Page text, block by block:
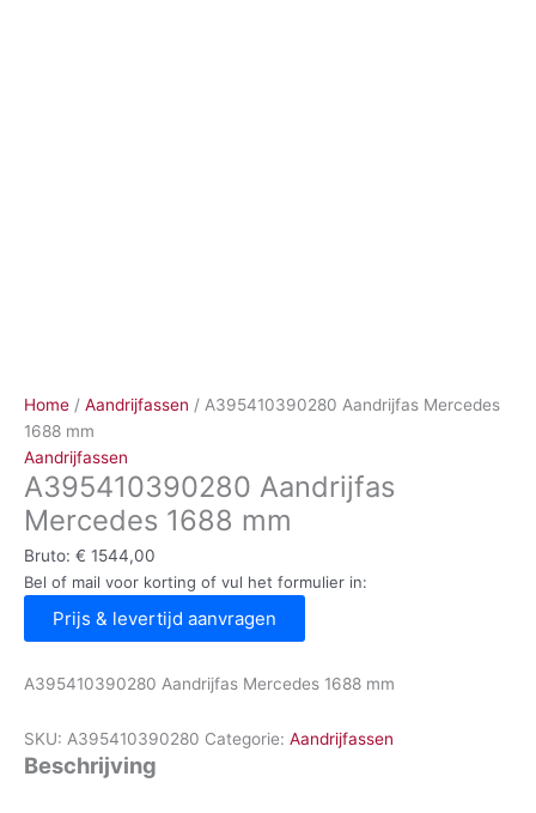
Home / Aandrijfassen / A395410390280 Aandrijfas Mercedes
1688 mm
Aandrijfassen
A395410390280 Aandrijfas
Mercedes 1688 mm
Bruto: € 1544,00
Bel of mail voor korting of vul het formulier in:
Prijs & levertijd aanvragen
A395410390280 Aandrijfas Mercedes 1688 mm
SKU: A395410390280 Categorie: Aandrijfassen
Beschrijving